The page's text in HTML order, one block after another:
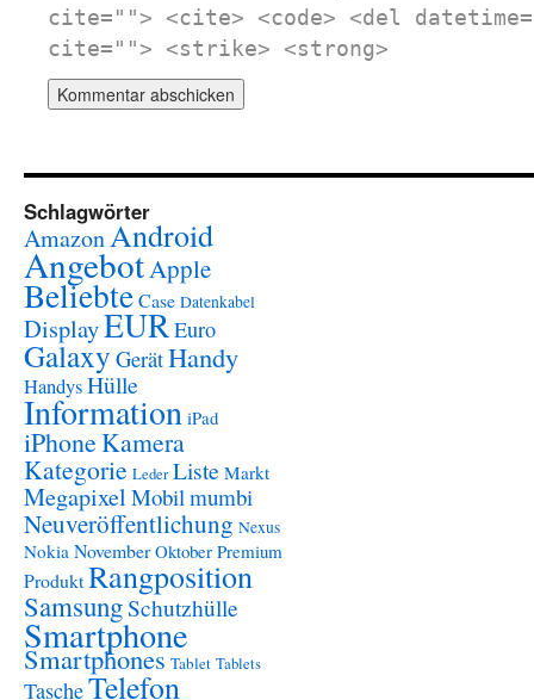
cite=""> <cite> <code> <del
cite=""> <strike> <strong>
Schlagwörter
AmazonAndroid
AngebotApple
BeliebteCase Datenkabel
DisplayEUREuro
Galaxy GerätHandy
HandysHülle
Information iPad
iPhoneKamera
Kategorie Leder Liste Markt
Megapixel Mobilmumbi
Neuveröffentlichung Nexus
Nokia November Oktober Premium
ProduktRangposition
SamsungSchutzhülle
Smartphone
Smartphones Tablet Tablets
TascheTelefon